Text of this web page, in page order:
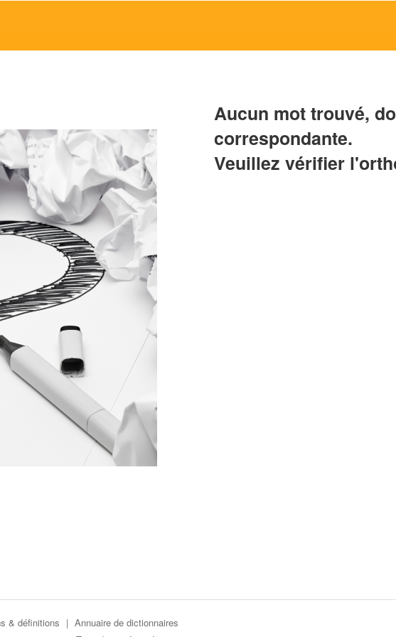
Aucun mot trouvé,
correspondante.
Veuillez vérifier
& définitions | Annuaire de dictionnaires